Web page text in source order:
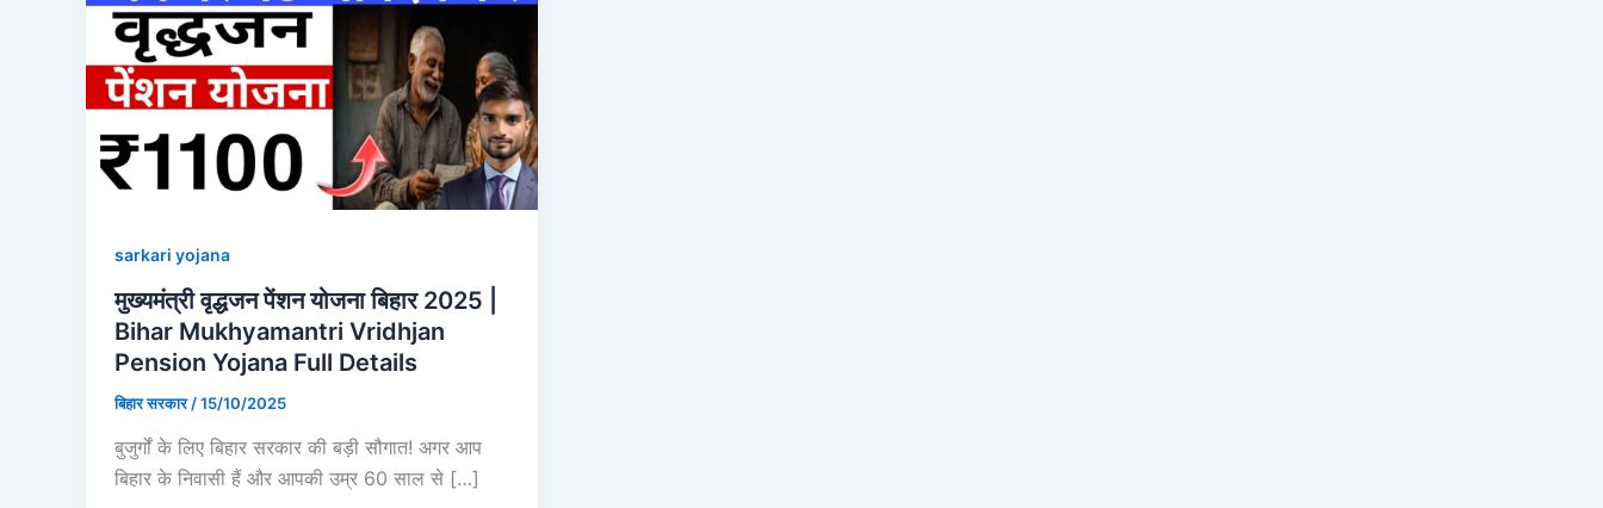
sarkari yojana
मुख्यमंत्री वृद्धजन पेंशन योजना बिहार 2025 |
Bihar Mukhyamantri Vridhjan
Pension Yojana Full Details
बिहार सरकार/15/10/2025
बुजुर्गों के लिए बिहार सरकार की बड़ी सौगात! अगर आप
बिहार के निवासी हैं और आपकी उम्र 60 साल से […]